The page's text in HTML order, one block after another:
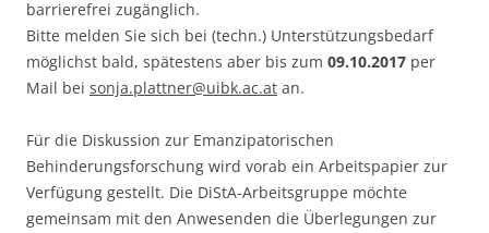
barrierefrei zugänglich.
Bitte melden Sie sich bei (techn.) Unterstützungsbedarf
möglichst bald, spätestens aber bis zum 09.10.2017 per
Mail bei sonja.plattner@uibk.ac.at an.
Für die Diskussion zur Emanzipatorischen
Behinderungsforschung wird vorab ein Arbeitspapier zur
Verfügung gestellt. Die DiStA-Arbeitsgruppe möchte
gemeinsam mit den Anwesenden die Überlegungen zur